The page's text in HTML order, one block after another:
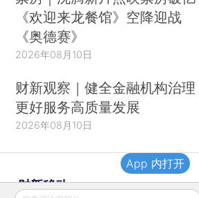
《欢迎来龙餐馆》空降迎战
《奥德赛》
2026年08月10日
财新观察｜健全金融机构治理
更好服务高质量发展
2026年08月10日
财新移动
App 内打开